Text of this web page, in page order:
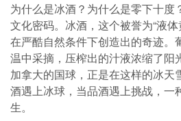
为什么是冰酒？为什么是零下十度
文化密码。冰酒，这个被誉为“液
在严酷自然条件下创造出的奇迹。
温中采摘，压榨出的汁液浓缩了阳
加拿大的国球，正是在这样的冰天
酒遇上冰球，当品酒遇上挑战，一
生。